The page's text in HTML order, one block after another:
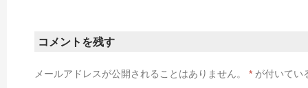
コメントを残す
メールアドレスが公開されることはありません。 * が付いてい